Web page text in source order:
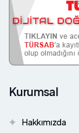
Kurumsal
Hakkımızda